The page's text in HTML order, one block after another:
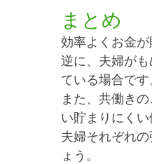
まとめ
効率よくお金
逆に、夫婦が
ている場合です
また、共働き
い貯まりにくい
夫婦それぞれ
ょう。